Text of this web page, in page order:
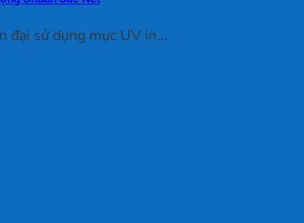
đại sử dụng mực UV in...